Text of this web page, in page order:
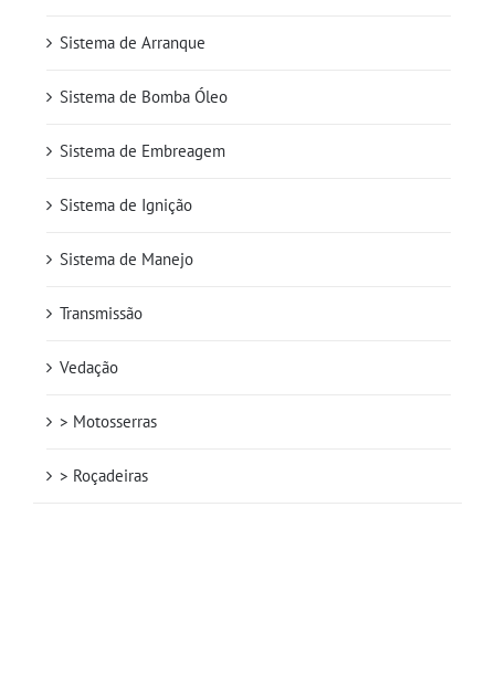
Sistema de Arranque
Sistema de Bomba Óleo
Sistema de Embreagem
Sistema de Ignição
Sistema de Manejo
Transmissão
Vedação
> Motosserras
> Roçadeiras